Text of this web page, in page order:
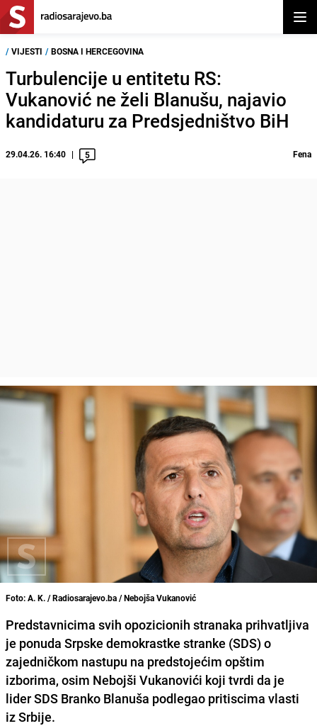
/ VIJESTI / BOSNA I HERCEGOVINA
Turbulencije u entitetu RS:
Vukanović ne želi Blanušu, najavio
kandidaturu za Predsjedništvo BiH
29.04.26. 16:40 5 Fena
Foto: A. K. / Radiosarajevo.ba / Nebojša Vukanović
Predstavnicima svih opozicionih stranaka prihvatljiva
je ponuda Srpske demokrastke stranke (SDS) o
zajedničkom nastupu na predstojećim opštim
izborima, osim Nebojši Vukanovići koji tvrdi da je
lider SDS Branko Blanuša podlegao pritiscima vlasti
iz Srbije.